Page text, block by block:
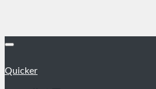
Quicker